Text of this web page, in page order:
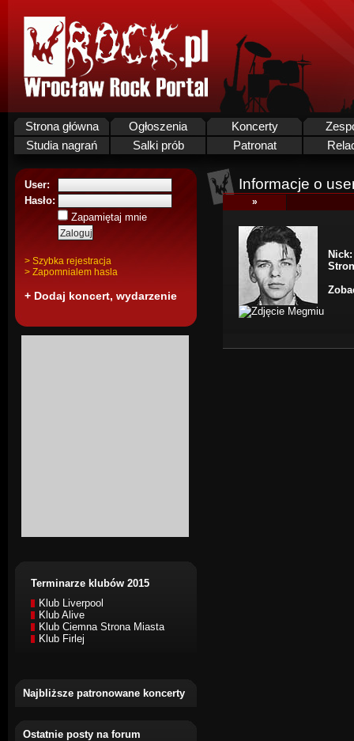
Strona główna Ogłoszenia Koncerty
Studia nagrań
Salki prób Patronat
User:
Hasło:
Zapamiętaj mnie
> Szybka rejestracja
> Zapomnialem hasla
+ Dodaj koncert, wydarzenie
Terminarze klubów 2015
Klub Liverpool
Klub Alive
Klub Ciemna Strona Miasta
Klub Firlej
Najbliższe patronowane koncerty
Ostatnie posty na forum
Informacje o
»
Nick: